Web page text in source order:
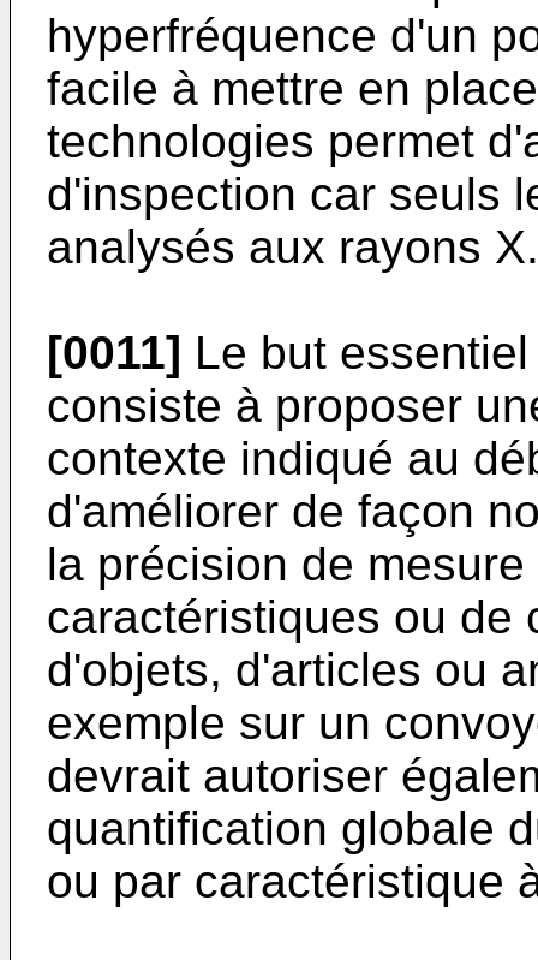
hyperfréquence d'un
facile à mettre en
technologies permet
d'inspection car seuls
analysés aux rayons X.
[0011] Le but
consiste à proposer
contexte indiqué au
d'améliorer de façon
la précision de
caractéristiques ou de
d'objets, d'articles ou
exemple sur un
devrait autoriser
quantification globale
ou par caractéristique